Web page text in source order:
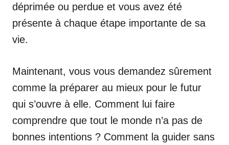
déprimée ou perdue et vous avez été
présente à chaque étape importante de sa
vie.
Maintenant, vous vous demandez sûrement
comme la préparer au mieux pour le futur
qui s’ouvre à elle. Comment lui faire
comprendre que tout le monde n’a pas de
bonnes intentions ? Comment la guider sans